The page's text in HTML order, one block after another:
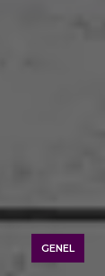
GENEL